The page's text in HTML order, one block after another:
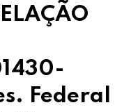
Federal